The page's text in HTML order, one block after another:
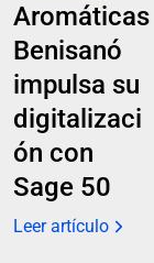
Aromáticas
Benisanó
impulsa su
digitalizaci
ón con
Sage 50
Leer artículo